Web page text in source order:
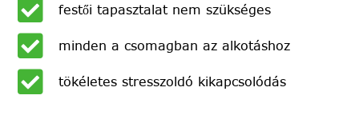
festői tapasztalat nem szükséges
minden a csomagban az alkotáshoz
tökéletes stresszoldó kikapcsolódás